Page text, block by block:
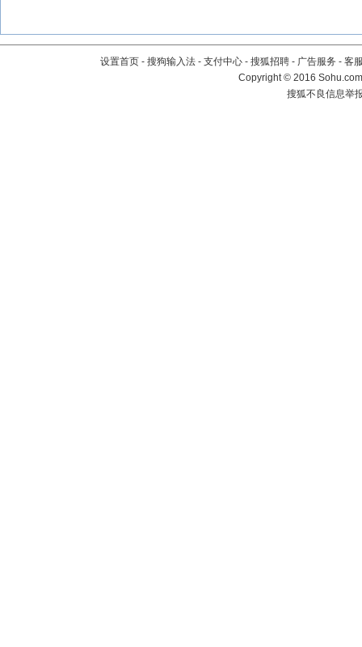
设置首页 - 搜狗输入法 - 支付中心 - 搜狐招聘 - 广告服务 - 客
Copyright©2016
搜狐不良信息举